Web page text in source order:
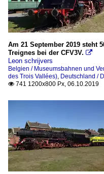
Am 21 September 2019 steht
Treignes bei der CFV3V. 
Leon schrijvers
Belgien / Museumsbahnen und
des Trois Vallées), Deutschland /
 741 1200x800 Px, 06.10.2019